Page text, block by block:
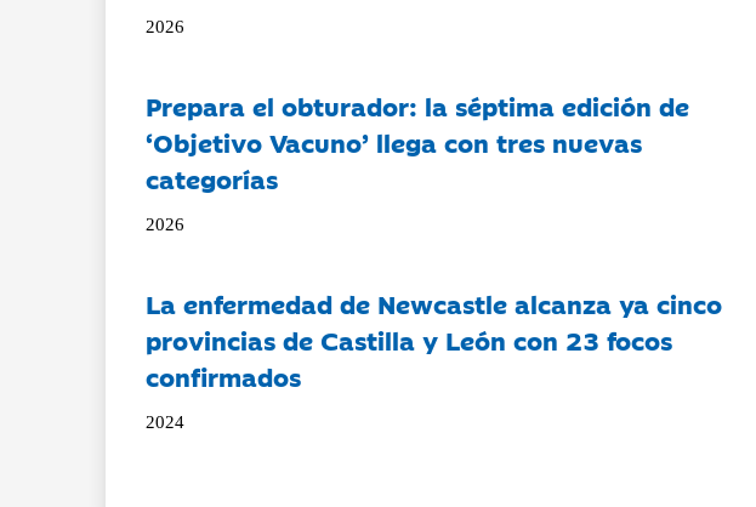
2026
Prepara el obturador: la séptima edición de
‘Objetivo Vacuno’ llega con tres nuevas
categorías
2026
La enfermedad de Newcastle alcanza ya cinco
provincias de Castilla y León con 23 focos
confirmados
2024